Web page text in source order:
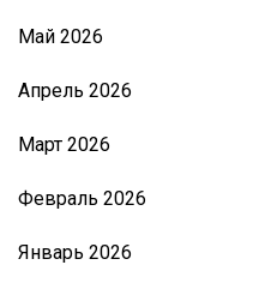
Май 2026
Апрель 2026
Март 2026
Февраль 2026
Январь 2026